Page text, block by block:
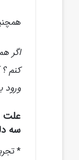
اگر
ورود
علت
سه
*